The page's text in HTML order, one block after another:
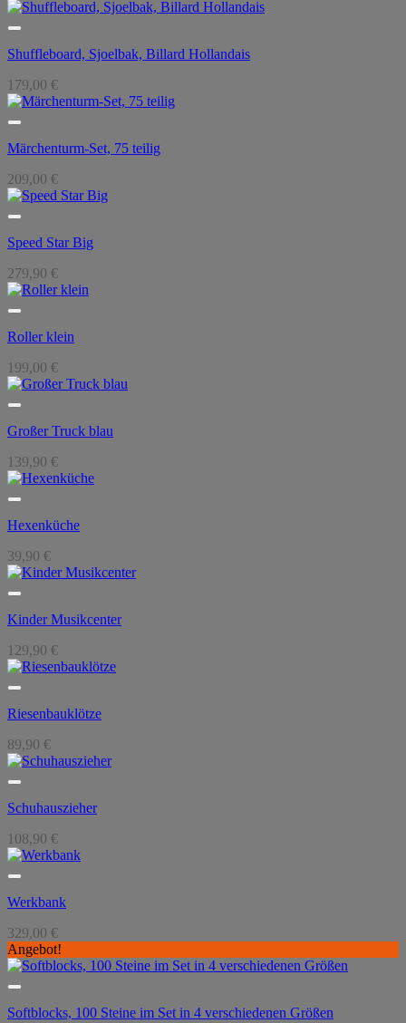
Shuffleboard, Sjoelbak, Billard Hollandais
179,00 €
Märchenturm-Set, 75 teilig
209,00 €
Speed Star Big
279,90 €
Roller klein
199,00 €
Großer Truck blau
139,90 €
Hexenküche
39,90 €
Kinder Musikcenter
129,90 €
Riesenbauklötze
89,90 €
Schuhauszieher
108,90 €
Werkbank
329,00 €
Angebot!
Softblocks, 100 Steine im Set in 4 verschiedenen Größen